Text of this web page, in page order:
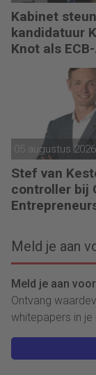
Kabinet
kandidatuur
Knot als ECB-
05 augustus 2026
Stef van
controller bij
Meld je aan
Meld je aan
Ontvang
whitepapers in je